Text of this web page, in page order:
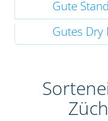
Gute
Gutes Dry